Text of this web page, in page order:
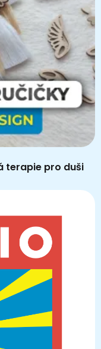
terapie pro duši